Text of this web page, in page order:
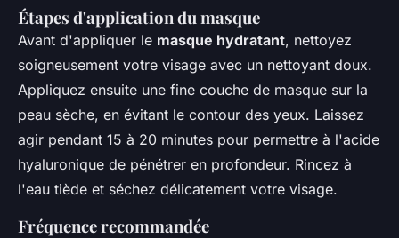
Étapes d'application du masque
Avant d'appliquer le masque hydratant, nettoyez
soigneusement votre visage avec un nettoyant doux.
Appliquez ensuite une fine couche de masque sur la
peau sèche, en évitant le contour des yeux. Laissez
agir pendant 15 à 20 minutes pour permettre à l'acide
hyaluronique de pénétrer en profondeur. Rincez à
l'eau tiède et séchez délicatement votre visage.
Fréquence recommandée